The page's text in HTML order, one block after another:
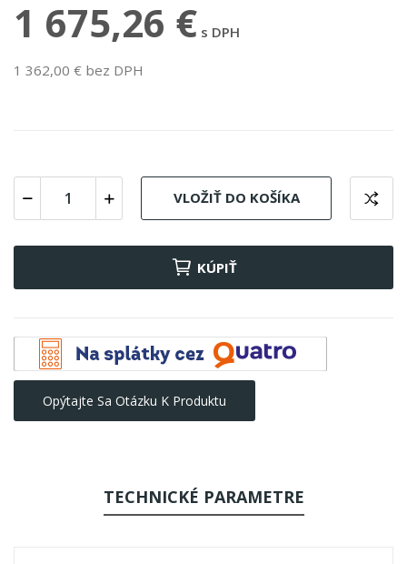
1 675,26 € s DPH
1 362,00 € bez DPH
VLOŽIŤ DO KOŠÍKA
KÚPIŤ
Opýtajte Sa Otázku K Produktu
TECHNICKÉ PARAMETRE